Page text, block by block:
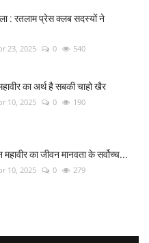
: रतलाम प्रेस क्लब सदस्यों ने
23, 2025 0 540
का अर्थ है सबकी चाहो खैर
10, 2025 0 190
का जीवन मानवता के सर्वोच्च...
10, 2025 0 279